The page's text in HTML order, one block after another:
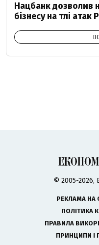
Нацбанк дозволив
бізнесу на тлі атак
© 2005-
РЕКЛАМА НА
ПОЛІТИКА
ПРАВИЛА
ПРИНЦИПИ І